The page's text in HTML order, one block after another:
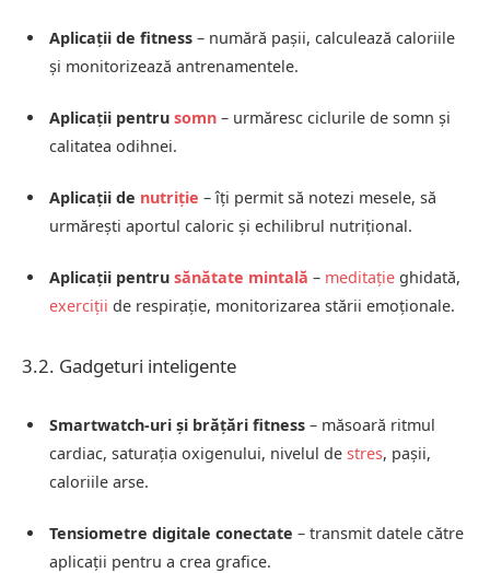
Aplicații de fitness – numără pașii, calculează caloriile
și monitorizează antrenamentele.
Aplicații pentru somn – urmăresc ciclurile de somn și
calitatea odihnei.
Aplicații de nutriție – îți permit să notezi mesele, să
urmărești aportul caloric și echilibrul nutrițional.
Aplicații pentru sănătate mintală – meditație ghidată,
exerciții de respirație, monitorizarea stării emoționale.
3.2. Gadgeturi inteligente
Smartwatch-uri și brățări fitness – măsoară ritmul
cardiac, saturația oxigenului, nivelul de stres, pașii,
caloriile arse.
Tensiometre digitale conectate – transmit datele către
aplicații pentru a crea grafice.